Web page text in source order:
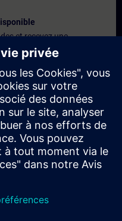
et recevez une
sont disponibles.
? Après avoir fourni
enverrons immédiatement
électronique.